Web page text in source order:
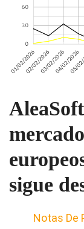
sigue
Notas De